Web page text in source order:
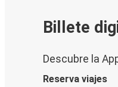
Billete
Descubre la
Reserva viajes